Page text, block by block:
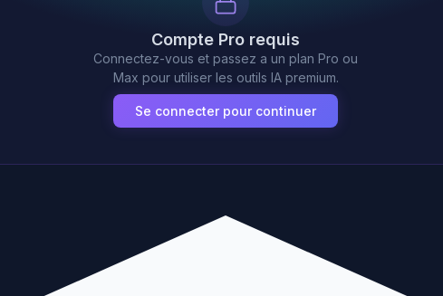
Compte Pro requis
Connectez-vous et passez a un plan Pro ou
Max pour utiliser les outils IA premium.
Se connecter pour continuer